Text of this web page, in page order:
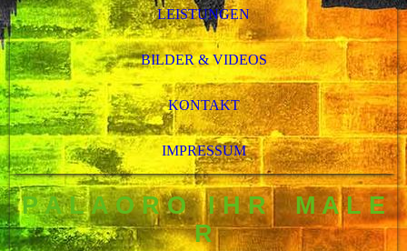
LEISTUNGEN
BILDER & VIDEOS
KONTAKT
IMPRESSUM
P A L A O R O I H R M A L E
R